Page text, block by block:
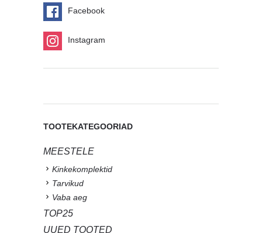
Facebook
Instagram
TOOTEKATEGOORIAD
MEESTELE
Kinkekomplektid
Tarvikud
Vaba aeg
TOP25
UUED TOOTED